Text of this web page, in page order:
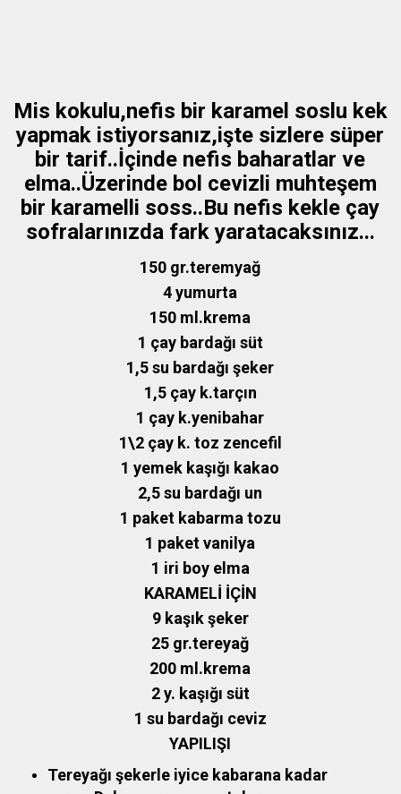
Mis kokulu,nefis bir karamel soslu kek
yapmak istiyorsanız,işte sizlere süper
bir tarif..İçinde nefis baharatlar ve
elma..Üzerinde bol cevizli muhteşem
bir karamelli soss..Bu nefis kekle çay
sofralarınızda fark yaratacaksınız...
150 gr.teremyağ
4 yumurta
150 ml.krema
1 çay bardağı süt
1,5 su bardağı şeker
1,5 çay k.tarçın
1 çay k.yenibahar
1\2 çay k. toz zencefil
1 yemek kaşığı kakao
2,5 su bardağı un
1 paket kabarma tozu
1 paket vanilya
1 iri boy elma
KARAMELİ İÇİN
9 kaşık şeker
25 gr.tereyağ
200 ml.krema
2 y. kaşığı süt
1 su bardağı ceviz
YAPILIŞI
Tereyağı şekerle iyice kabarana kadar